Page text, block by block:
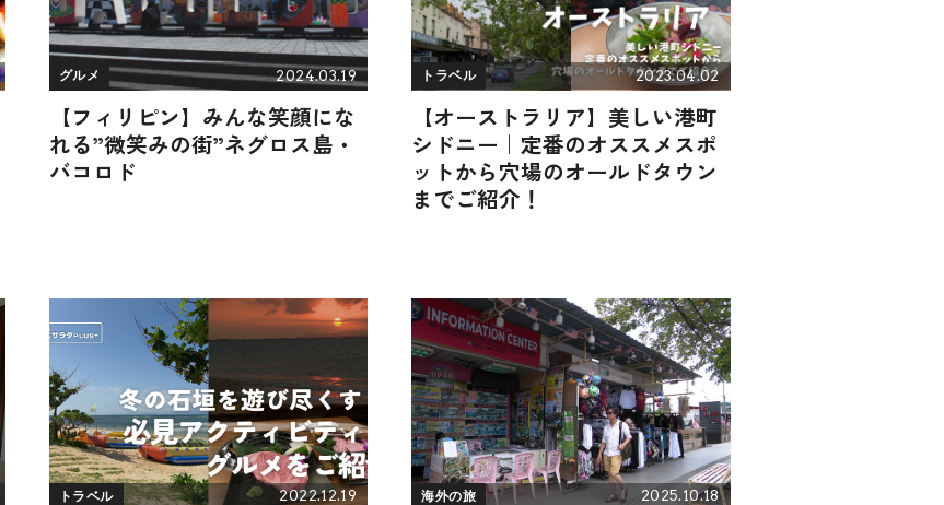
グルメ 2024.03.19
【フィリピン】みんな笑顔にな
れる”微笑みの街”ネグロス島・
バコロド
トラベル 2023.04.02
【オーストラリア】美しい港町
シドニー｜定番のオススメスポ
ットから穴場のオールドタウン
までご紹介！
トラベル 2022.12.19 海外の旅 2025.10.18